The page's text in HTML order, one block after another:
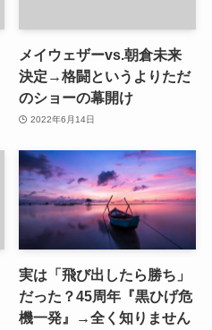
メイウェザーvs.朝倉未来
決定→格闘というよりただ
のショーの幕開け
2022年6月14日
実は「飛び出したら勝ち」
だった？45周年『黒ひげ危
機一発』→全く知りません